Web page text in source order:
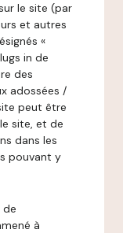
le site (par
et autres
«
in de
des
adossées /
peut être
site, et de
dans les
pouvant y
de
à